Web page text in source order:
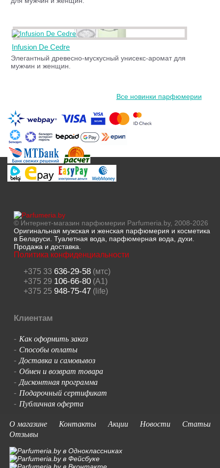
Infusion De Cedre
Элегантный древесно-мускусный унисекс-аромат для
мужчин и женщин.
Все новинки парфюмерии
© Интернет-магазин парфюмерии Parfumeria.by, 2008-2026
Оригинальная мужская и женская парфюмерия и косметика
в Беларуси. Туалетная вода, парфюмерная вода, духи.
Продажа и доставка.
Политика конфиденциальности
+375 33 636-29-58(мтс)
+375 29 106-66-80(A1)
+375 25 948-75-47(life)
Клиентам
- Как оформить заказ
- Способы оплаты
-Доставка и самовывоз
- Обмен и возврат товара
-Дисконтная программа
- Подарочный сертификат
- Публичная оферта
О магазине
Контакты Акции Новости
Статьи
Отзывы